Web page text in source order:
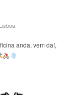
Lisboa ·
anda, vem daí,